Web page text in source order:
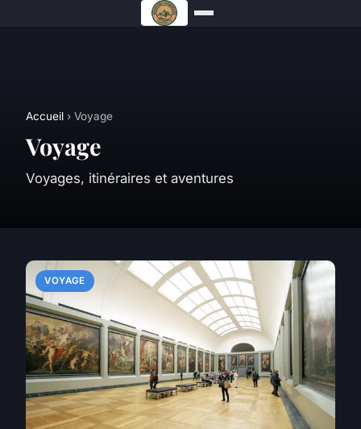
Accueil › Voyage
Voyage
Voyages, itinéraires et aventures
VOYAGE